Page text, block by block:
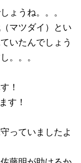
ょうね。。。
マツダイ）とい
いたんでしょう
。。。
！
す！
っていましたよ